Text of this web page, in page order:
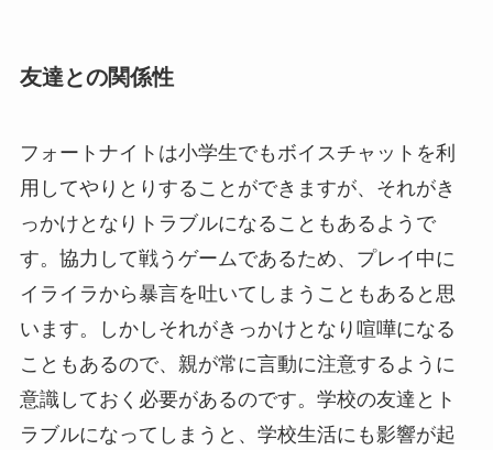
友達との関係性
フォートナイトは小学生でもボイスチャットを利
用してやりとりすることができますが、それがき
っかけとなりトラブルになることもあるようで
す。協力して戦うゲームであるため、プレイ中に
イライラから暴言を吐いてしまうこともあると思
います。しかしそれがきっかけとなり喧嘩になる
こともあるので、親が常に言動に注意するように
意識しておく必要があるのです。学校の友達とト
ラブルになってしまうと、学校生活にも影響が起